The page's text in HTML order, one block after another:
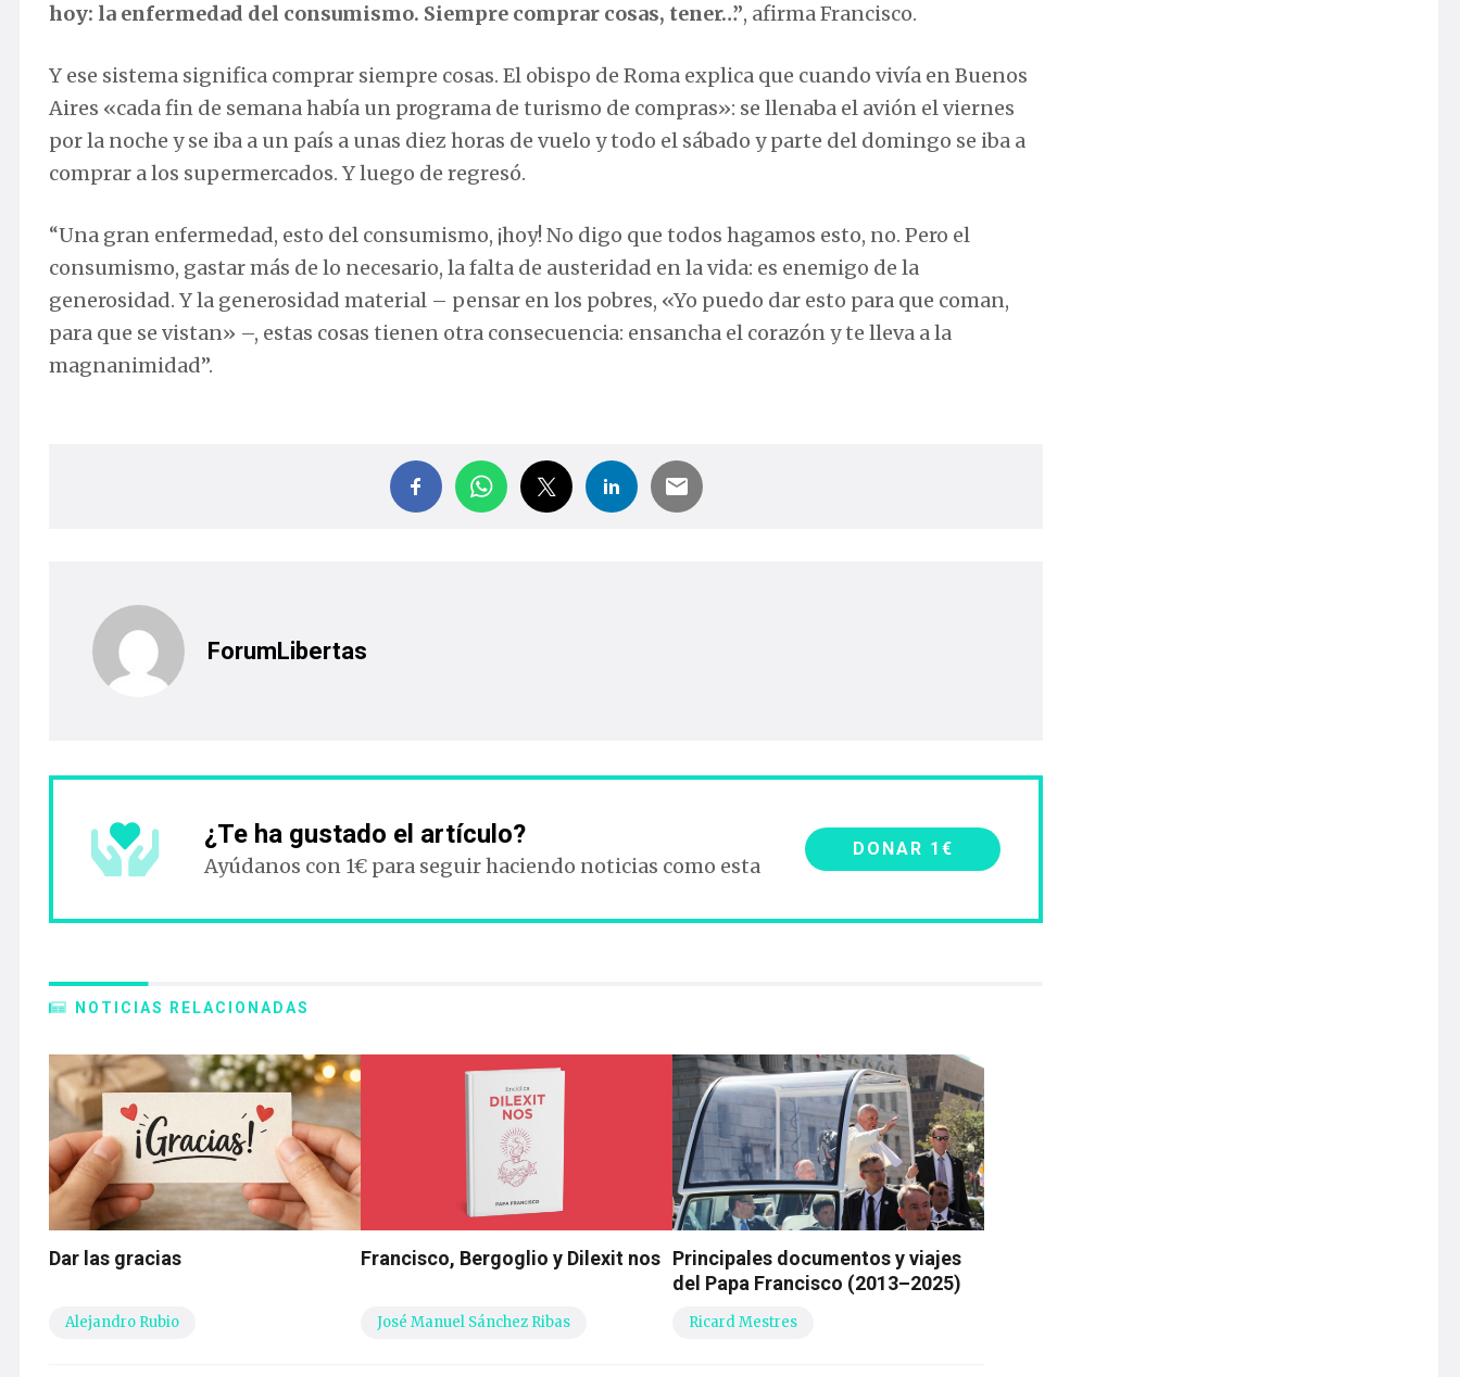
hoy: la enfermedad del consumismo. Siempre comprar cosas, tener…”, afirma Francisco.
Y ese sistema significa comprar siempre cosas. El obispo de Roma explica que cuando vivía en Buenos
Aires «cada fin de semana había un programa de turismo de compras»: se llenaba el avión el viernes
por la noche y se iba a un país a unas diez horas de vuelo y todo el sábado y parte del domingo se iba a
comprar a los supermercados. Y luego de regresó.
“Una gran enfermedad, esto del consumismo, ¡hoy! No digo que todos hagamos esto, no. Pero el
consumismo, gastar más de lo necesario, la falta de austeridad en la vida: es enemigo de la
generosidad. Y la generosidad material – pensar en los pobres, «Yo puedo dar esto para que coman,
para que se vistan» –, estas cosas tienen otra consecuencia: ensancha el corazón y te lleva a la
magnanimidad”.
ForumLibertas
¿Te ha gustado el artículo?
Ayúdanos con 1€ para seguir haciendo noticias como esta
DONAR 1€
NOTICIAS RELACIONADAS
Dar las gracias
Alejandro Rubio
Francisco, Bergoglio y Dilexit nos
José Manuel Sánchez Ribas
Principales documentos y viajes
del Papa Francisco (2013–2025)
Ricard Mestres